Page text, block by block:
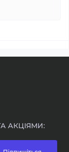
АКЦІЯМИ: